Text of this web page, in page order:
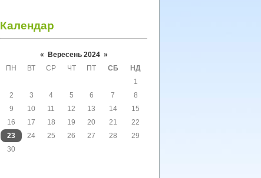
Календар
« Вересень 2024 »
ПН
ВТ СР ЧТ ПТ СБ
НД
1
2
3 4 5 6 7
8
9
10 11 12 13 14
15
16
17 18 19 20 21
22
23
24 25 26 27 28
29
30